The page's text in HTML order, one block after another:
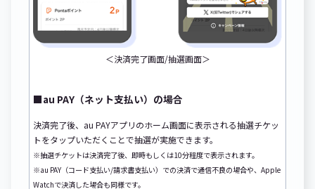
＜決済完了画面/抽選画面＞
■au PAY（ネット支払い）の場合
決済完了後、au PAYアプリのホーム画面に表示される抽選チケッ
トをタップいただくことで抽選が実施できます。
※抽選チケットは決済完了後、即時もしくは10分程度で表示されます。
※au PAY（コード支払い/請求書支払い）での決済で通信不良の場合や、Apple
Watchで決済した場合も同様です。